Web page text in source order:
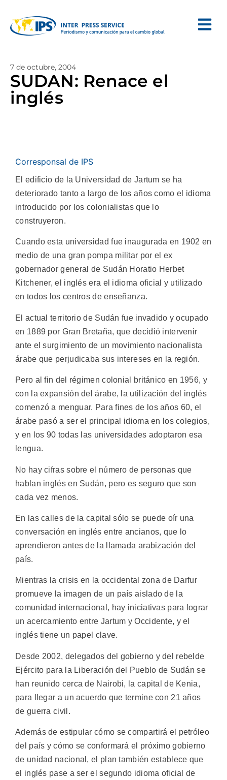
7 de octubre, 2004
SUDAN: Renace el
inglés
Corresponsal de IPS
El edificio de la Universidad de Jartum se ha
deteriorado tanto a largo de los años como el idioma
introducido por los colonialistas que lo
construyeron.
Cuando esta universidad fue inaugurada en 1902 en
medio de una gran pompa militar por el ex
gobernador general de Sudán Horatio Herbet
Kitchener, el inglés era el idioma oficial y utilizado
en todos los centros de enseñanza.
El actual territorio de Sudán fue invadido y ocupado
en 1889 por Gran Bretaña, que decidió intervenir
ante el surgimiento de un movimiento nacionalista
árabe que perjudicaba sus intereses en la región.
Pero al fin del régimen colonial británico en 1956, y
con la expansión del árabe, la utilización del inglés
comenzó a menguar. Para fines de los años 60, el
árabe pasó a ser el principal idioma en los colegios,
y en los 90 todas las universidades adoptaron esa
lengua.
No hay cifras sobre el número de personas que
hablan inglés en Sudán, pero es seguro que son
cada vez menos.
En las calles de la capital sólo se puede oír una
conversación en inglés entre ancianos, que lo
aprendieron antes de la llamada arabización del
país.
Mientras la crisis en la occidental zona de Darfur
promueve la imagen de un país aislado de la
comunidad internacional, hay iniciativas para lograr
un acercamiento entre Jartum y Occidente, y el
inglés tiene un papel clave.
Desde 2002, delegados del gobierno y del rebelde
Ejército para la Liberación del Pueblo de Sudán se
han reunido cerca de Nairobi, la capital de Kenia,
para llegar a un acuerdo que termine con 21 años
de guerra civil.
Además de estipular cómo se compartirá el petróleo
del país y cómo se conformará el próximo gobierno
de unidad nacional, el plan también establece que
el inglés pase a ser el segundo idioma oficial de